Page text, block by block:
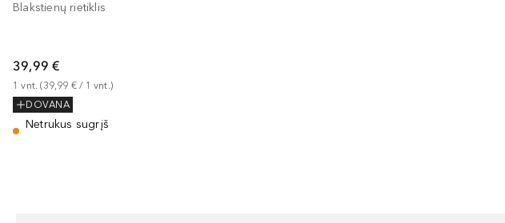
Blakstienų rietiklis
39,99 €
1 vnt. (39,99 € / 1 vnt.)
DOVANA
Netrukus sugrįš